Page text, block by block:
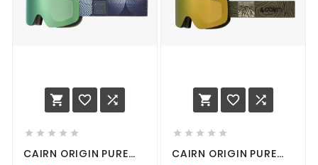
  
    
CAIRN ORIGIN PURE
  
    
CAIRN ORIGIN PURE